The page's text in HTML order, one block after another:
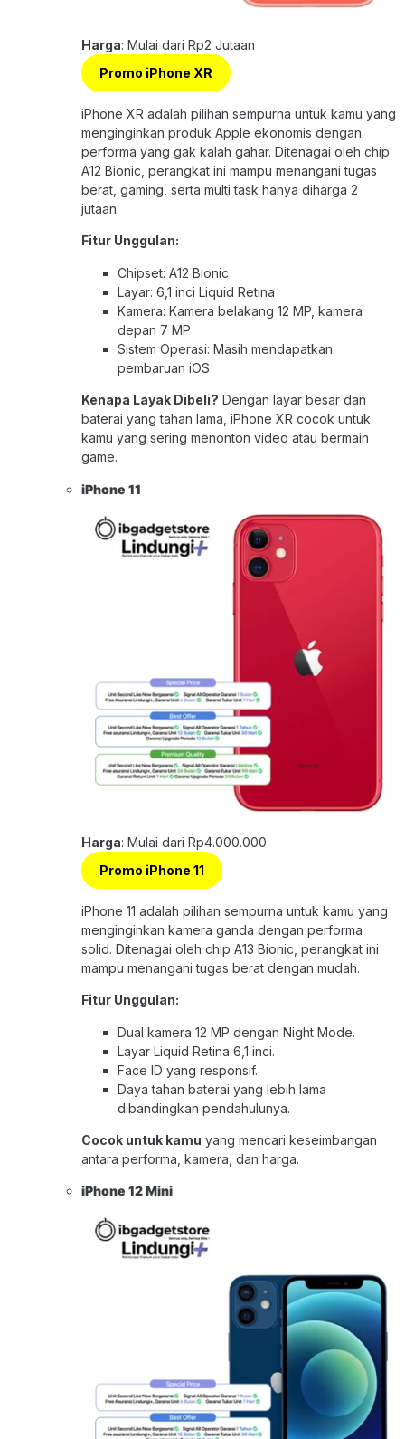
Harga: Mulai dari Rp2 Jutaan
Promo iPhone XR
iPhone XR adalah pilihan sempurna untuk kamu yang
menginginkan produk Apple ekonomis dengan
performa yang gak kalah gahar. Ditenagai oleh chip
A12 Bionic, perangkat ini mampu menangani tugas
berat, gaming, serta multi task hanya diharga 2
jutaan.
Fitur Unggulan:
Chipset: A12 Bionic
Layar: 6,1 inci Liquid Retina
Kamera: Kamera belakang 12 MP, kamera
depan 7 MP
Sistem Operasi: Masih mendapatkan
pembaruan iOS
Kenapa Layak Dibeli? Dengan layar besar dan
baterai yang tahan lama, iPhone XR cocok untuk
kamu yang sering menonton video atau bermain
game.
iPhone 11
Harga: Mulai dari Rp4.000.000
Promo iPhone 11
iPhone 11 adalah pilihan sempurna untuk kamu yang
menginginkan kamera ganda dengan performa
solid. Ditenagai oleh chip A13 Bionic, perangkat ini
mampu menangani tugas berat dengan mudah.
Fitur Unggulan:
Dual kamera 12 MP dengan Night Mode.
Layar Liquid Retina 6,1 inci.
Face ID yang responsif.
Daya tahan baterai yang lebih lama
dibandingkan pendahulunya.
Cocok untuk kamu yang mencari keseimbangan
antara performa, kamera, dan harga.
iPhone 12 Mini